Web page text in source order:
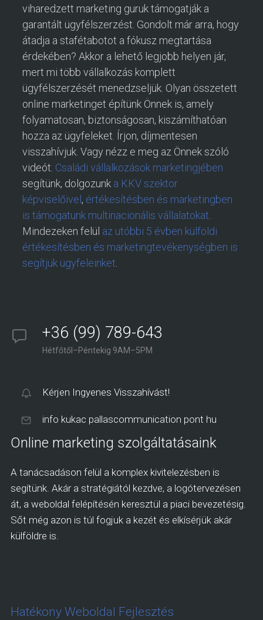
viharedzett marketing guruk támogatják a
garantált ügyfélszerzést. Gondolt már arra, hogy
átadja a stafétabotot a fókusz megtartása
érdekében? Akkor a lehető legjobb helyen jár,
mert mi több vállalkozás komplett
ügyfélszerzését menedzseljük. Olyan összetett
online marketinget építünk Önnek is, amely
folyamatosan, biztonságosan, kiszámíthatóan
hozza az ügyfeleket. Írjon, díjmentesen
visszahívjuk. Vagy nézz e meg az Önnek szóló
videót. Családi vállalkozások marketingjében
segítünk, dolgozunk a KKV szektor
képviselőivel , értékesítésben és marketingben
is támogatunk multinacionális vállalatokat.
Mindezeken felül az utóbbi 5 évben külföldi
értékesítésben és marketingtevékenységben is
segítjük ügyfeleinket.
+36 (99) 789-643
Hétfőtől–Péntekig 9AM–5PM
Kérjen Ingyenes Visszahívást!
info kukac pallascommunication pont hu
Online marketing szolgáltatásaink
A tanácsadáson felül a komplex kivitelezésben is
segítünk. Akár a stratégiától kezdve, a logótervezésen
át, a weboldal felépítésén keresztül a piaci bevezetésig.
Sőt még azon is túl fogjuk a kezét és elkísérjük akár
külföldre is.
Hatékony Weboldal Fejlesztés